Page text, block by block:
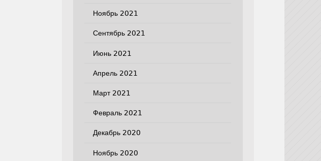
Ноябрь 2021
Сентябрь 2021
Июнь 2021
Апрель 2021
Март 2021
Февраль 2021
Декабрь 2020
Ноябрь 2020